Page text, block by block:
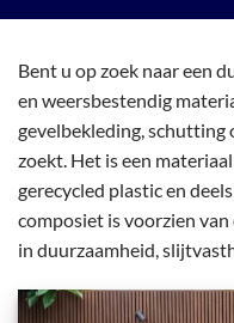
Bent u op zoek naar een
en weersbestendig
gevelbekleding, schutting
zoekt. Het is een
gerecycled plastic en
composiet is voorzien
in duurzaamheid,